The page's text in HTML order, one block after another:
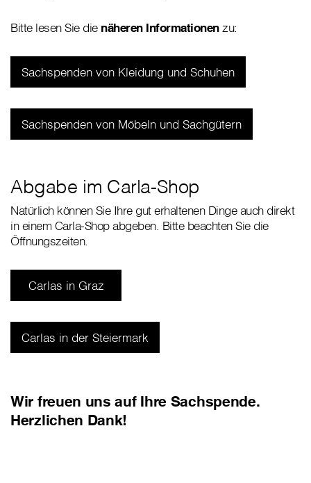
Bitte lesen Sie die näheren Informationenzu:
Sachspenden von Kleidung und Schuhen
Sachspenden von Möbeln und Sachgütern
Abgabe im Carla-Shop
Natürlich können Sie Ihre gut erhaltenen Dinge auch direkt
in einem Carla-Shop abgeben. Bitte beachten Sie die
Öffnungszeiten.
Carlas in Graz
Carlas in der Steiermark
Wir freuen uns auf Ihre Sachspende.
Herzlichen Dank!